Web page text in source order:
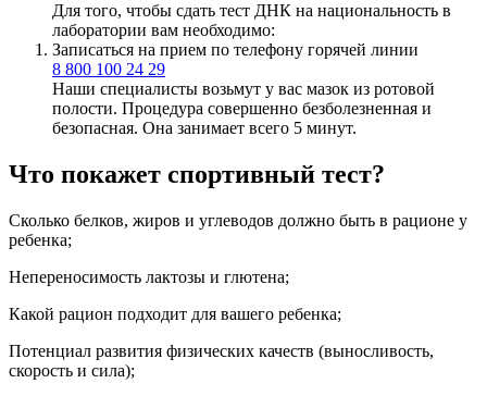
Для того, чтобы сдать тест ДНК на национальность в
лаборатории вам необходимо:
Записаться на прием по телефону горячей линии
8 800 100 24 29
Наши специалисты возьмут у вас мазок из ротовой
полости. Процедура совершенно безболезненная и
безопасная. Она занимает всего 5 минут.
Что покажет спортивный тест?
Сколько белков, жиров и углеводов должно быть в рационе у
ребенка;
Непереносимость лактозы и глютена;
Какой рацион подходит для вашего ребенка;
Потенциал развития физических качеств (выносливость,
скорость и сила);